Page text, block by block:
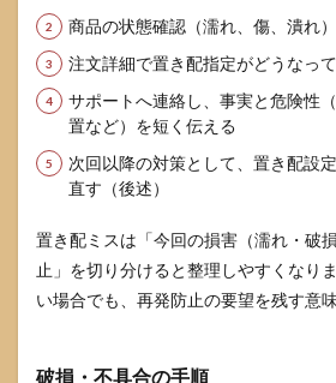
商品の状態確認（濡れ、傷、潰れ）
注文詳細で置き配指定がどうなっ
サポートへ連絡し、事実と危険性
置など）を短く伝える
次回以降の対策として、置き配設
直す（後述）
置き配ミスは「今回の損害（濡れ・破
止」を切り分けると整理しやすくなり
い場合でも、再発防止の要望を残す意
破損・不具合の手順